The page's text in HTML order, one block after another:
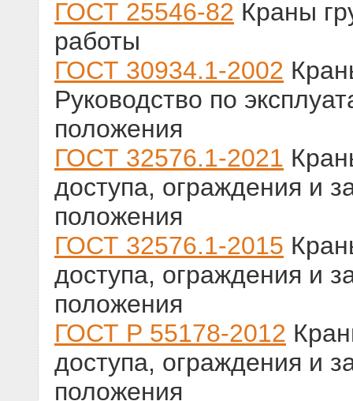
ГОСТ 25546-82 Краны
работы
ГОСТ 30934.1-2002
Руководство по
положения
ГОСТ 32576.1-2021
доступа, ограждения и
положения
ГОСТ 32576.1-2015
доступа, ограждения и
положения
ГОСТ Р 55178-2012
доступа, ограждения и
положения